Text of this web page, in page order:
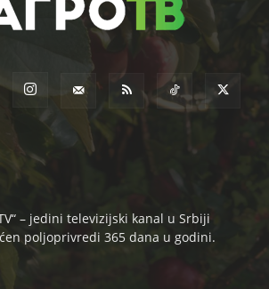
– jedini televizijski kanal u Srbiji
poljoprivredi 365 dana u godini.